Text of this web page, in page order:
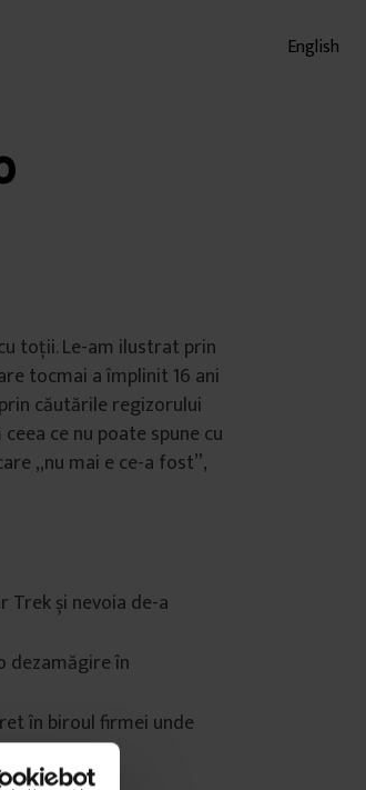
English
toții. Le-am ilustrat prin
tocmai a împlinit 16 ani
căutările regizorului
ce nu poate spune cu
„nu mai e ce-a fost”,
și nevoia de-a
dezamăgire în
în biroul firmei unde
treabă cu